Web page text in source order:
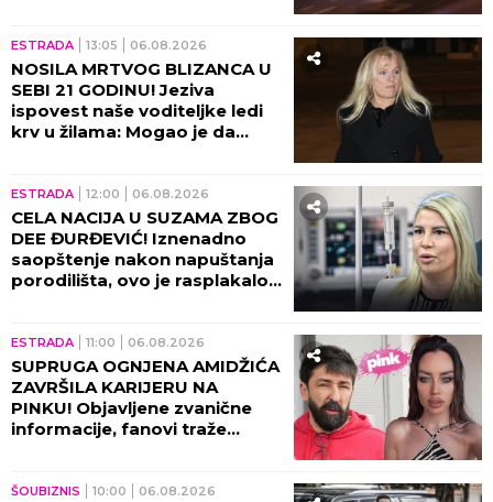
ESTRADA 13:05 06.08.2026
NOSILA MRTVOG BLIZANCA U
SEBI 21 GODINU! Jeziva
ispovest naše voditeljke ledi
krv u žilama: Mogao je da
ESTRADA 12:00 06.08.2026
CELA NACIJA U SUZAMA ZBOG
DEE ĐURĐEVIĆ! Iznenadno
saopštenje nakon napuštanja
porodilišta, ovo je rasplakalo
ESTRADA 11:00 06.08.2026
SUPRUGA OGNJENA AMIDŽIĆA
ZAVRŠILA KARIJERU NA
PINKU! Objavljene zvanične
informacije, fanovi traže
ŠOUBIZNIS 10:00 06.08.2026